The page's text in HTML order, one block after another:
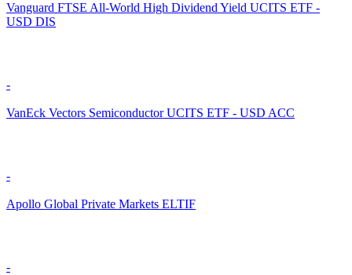
Vanguard FTSE All-World High Dividend Yield UCITS ETF -
USD DIS
-
VanEck Vectors Semiconductor UCITS ETF - USD ACC
-
Apollo Global Private Markets ELTIF
-